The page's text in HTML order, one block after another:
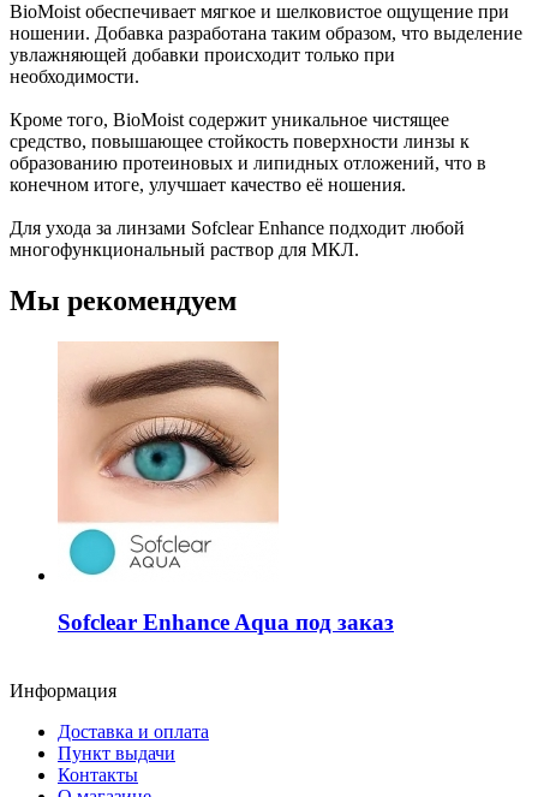
BioMoistобеспечивает мягкое и шелковистое ощущение при
ношении. Добавка разработана таким образом, что выделение
увлажняющей добавки происходит только при
необходимости.
Кроме того, BioMoistсодержит уникальное чистящее
средство, повышающее стойкость поверхности линзы к
образованию протеиновых и липидных отложений, что в
конечном итоге, улучшает качество её ношения.
Для ухода за линзами Sofclear Enhance подходит любой
многофункциональный раствор для МКЛ.
Мы рекомендуем
Sofclear Enhance Aqua под заказ
Информация
Доставка и оплата
Пункт выдачи
Контакты